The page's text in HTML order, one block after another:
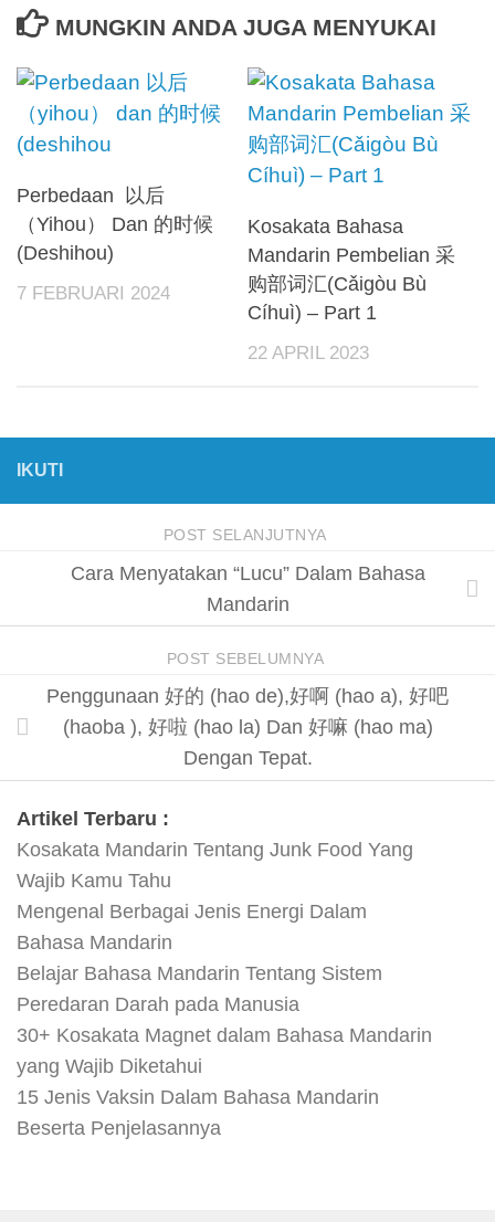
MUNGKIN ANDA JUGA MENYUKAI
Perbedaan 以后
（Yihou） Dan 的时候
(Deshihou)
7 FEBRUARI 2024
Kosakata Bahasa
Mandarin Pembelian 采
购部词汇(Cǎigòu Bù
Cíhuì) – Part 1
22 APRIL 2023
IKUTI
POST SELANJUTNYA
Cara Menyatakan “Lucu” Dalam Bahasa
Mandarin
POST SEBELUMNYA
Penggunaan 好的 (hao de),好啊 (hao a), 好吧
(haoba ), 好啦 (hao la) Dan 好嘛 (hao ma)
Dengan Tepat.
Artikel Terbaru :
Kosakata Mandarin Tentang Junk Food Yang
Wajib Kamu Tahu
Mengenal Berbagai Jenis Energi Dalam
Bahasa Mandarin
Belajar Bahasa Mandarin Tentang Sistem
Peredaran Darah pada Manusia
30+ Kosakata Magnet dalam Bahasa Mandarin
yang Wajib Diketahui
15 Jenis Vaksin Dalam Bahasa Mandarin
Beserta Penjelasannya